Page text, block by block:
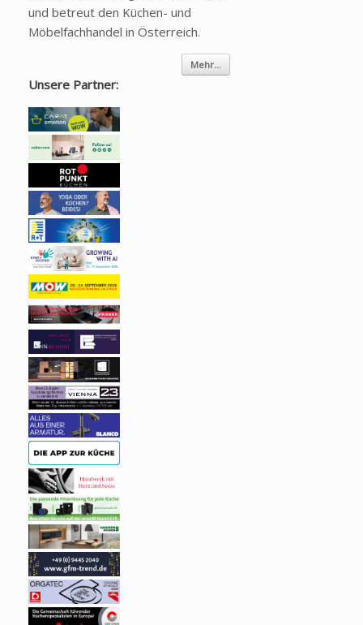
und betreut den Küchen- und
Möbelfachhandel in Österreich.
Mehr...
Unsere Partner: